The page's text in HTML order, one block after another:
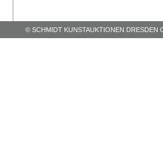
© SCHMIDT KUNSTAUKTIONEN DRESDEN